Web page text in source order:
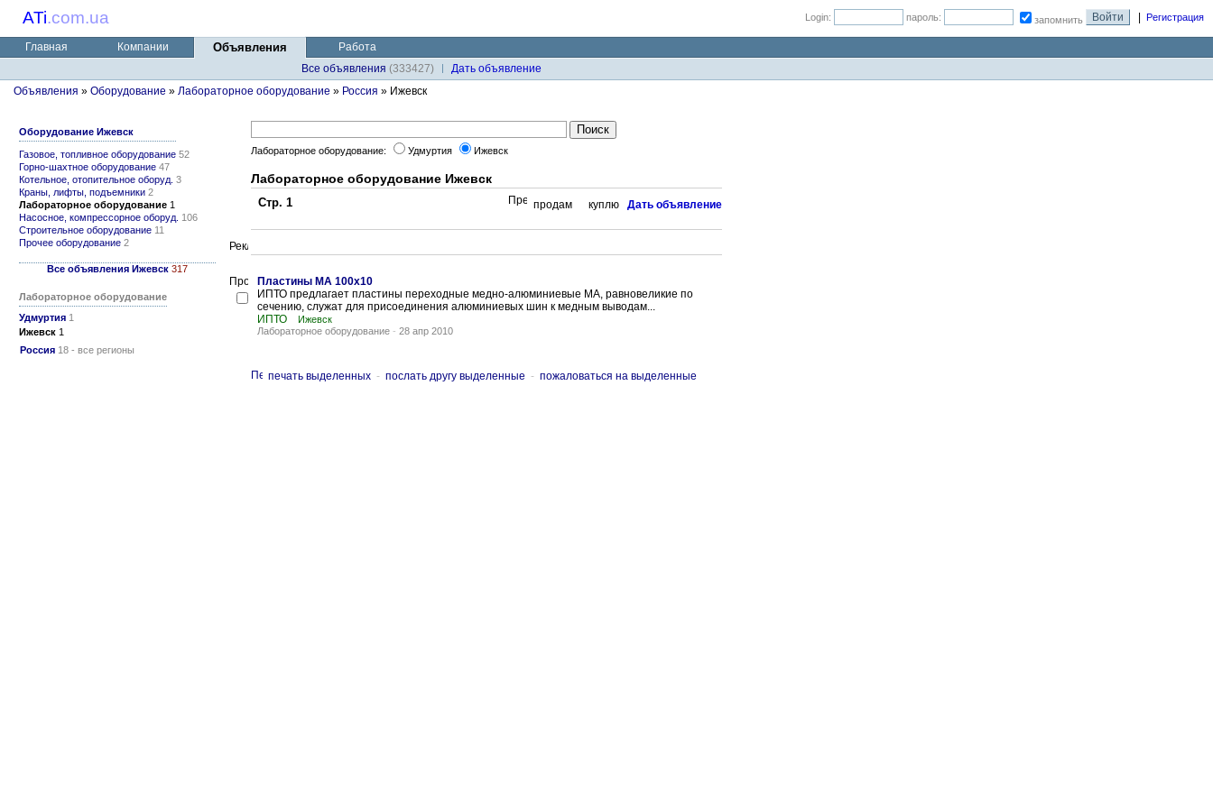
ATi.com.ua Login: пароль: запомнить Регистрация
Главная Компании Объявления
Работа
Все объявления (333427)
Дaть объявление
Объявления » Оборудование » Лабораторное оборудование » Россия » Ижевск
Оборудование Ижевск
Газовое, топливное оборудование 52
Горно-шахтное оборудование 47
Котельное, отопительное оборуд. 3
Краны, лифты, подъемники 2
Лабораторное оборудование 1
Насосное, компрессорное оборуд. 106
Строительное оборудование 11
Прочее оборудование 2
Все объявления Ижевск 317
Лабораторное оборудование
Удмуртия 1
Ижевск 1
Россия 18 - все регионы
Лабораторное оборудование: Удмуртия Ижевск
Лабораторное оборудование Ижевск
Стр. 1 продам куплю Дaть объявление
Пластины МА 100х10
ИПТО предлагает пластины переходные медно-алюминиевые МА, равновеликие по
сечению, служат для присоединения алюминиевых шин к медным выводам...
ИПТО
Ижевск
Лабораторное оборудование - 28 апр 2010
печать выделенных - послать другу выделенные - пожаловаться на выделенные